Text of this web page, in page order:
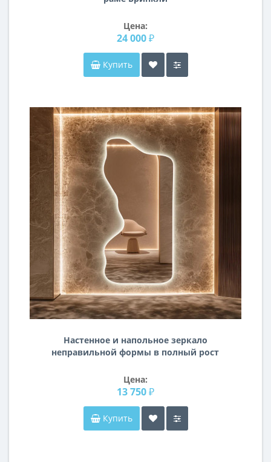
Цена:
24 000 ₽
Купить
Настенное и напольное зеркало
неправильной формы в полный рост
Цена:
13 750 ₽
Купить